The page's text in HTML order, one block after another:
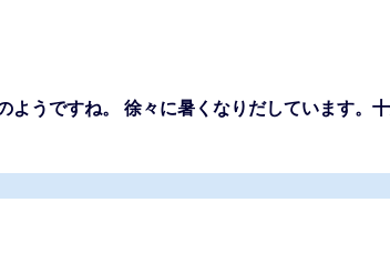
うですね。 徐々に暑くなりだしています。十